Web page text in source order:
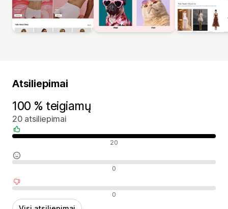
Atsiliepimai
100 % teigiamų
20 atsiliepimai
Teigiami atsiliepimai 20
Neutralūs atsiliepimai 0
Neigiami atsiliepimai 0